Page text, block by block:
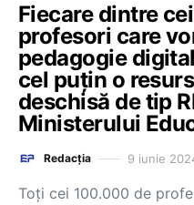
Fiecare dintre
profesori care
pedagogie
cel puțin o
deschisă de tip
Ministerului
Redacția 9 iunie
Toți cei 100.000 de